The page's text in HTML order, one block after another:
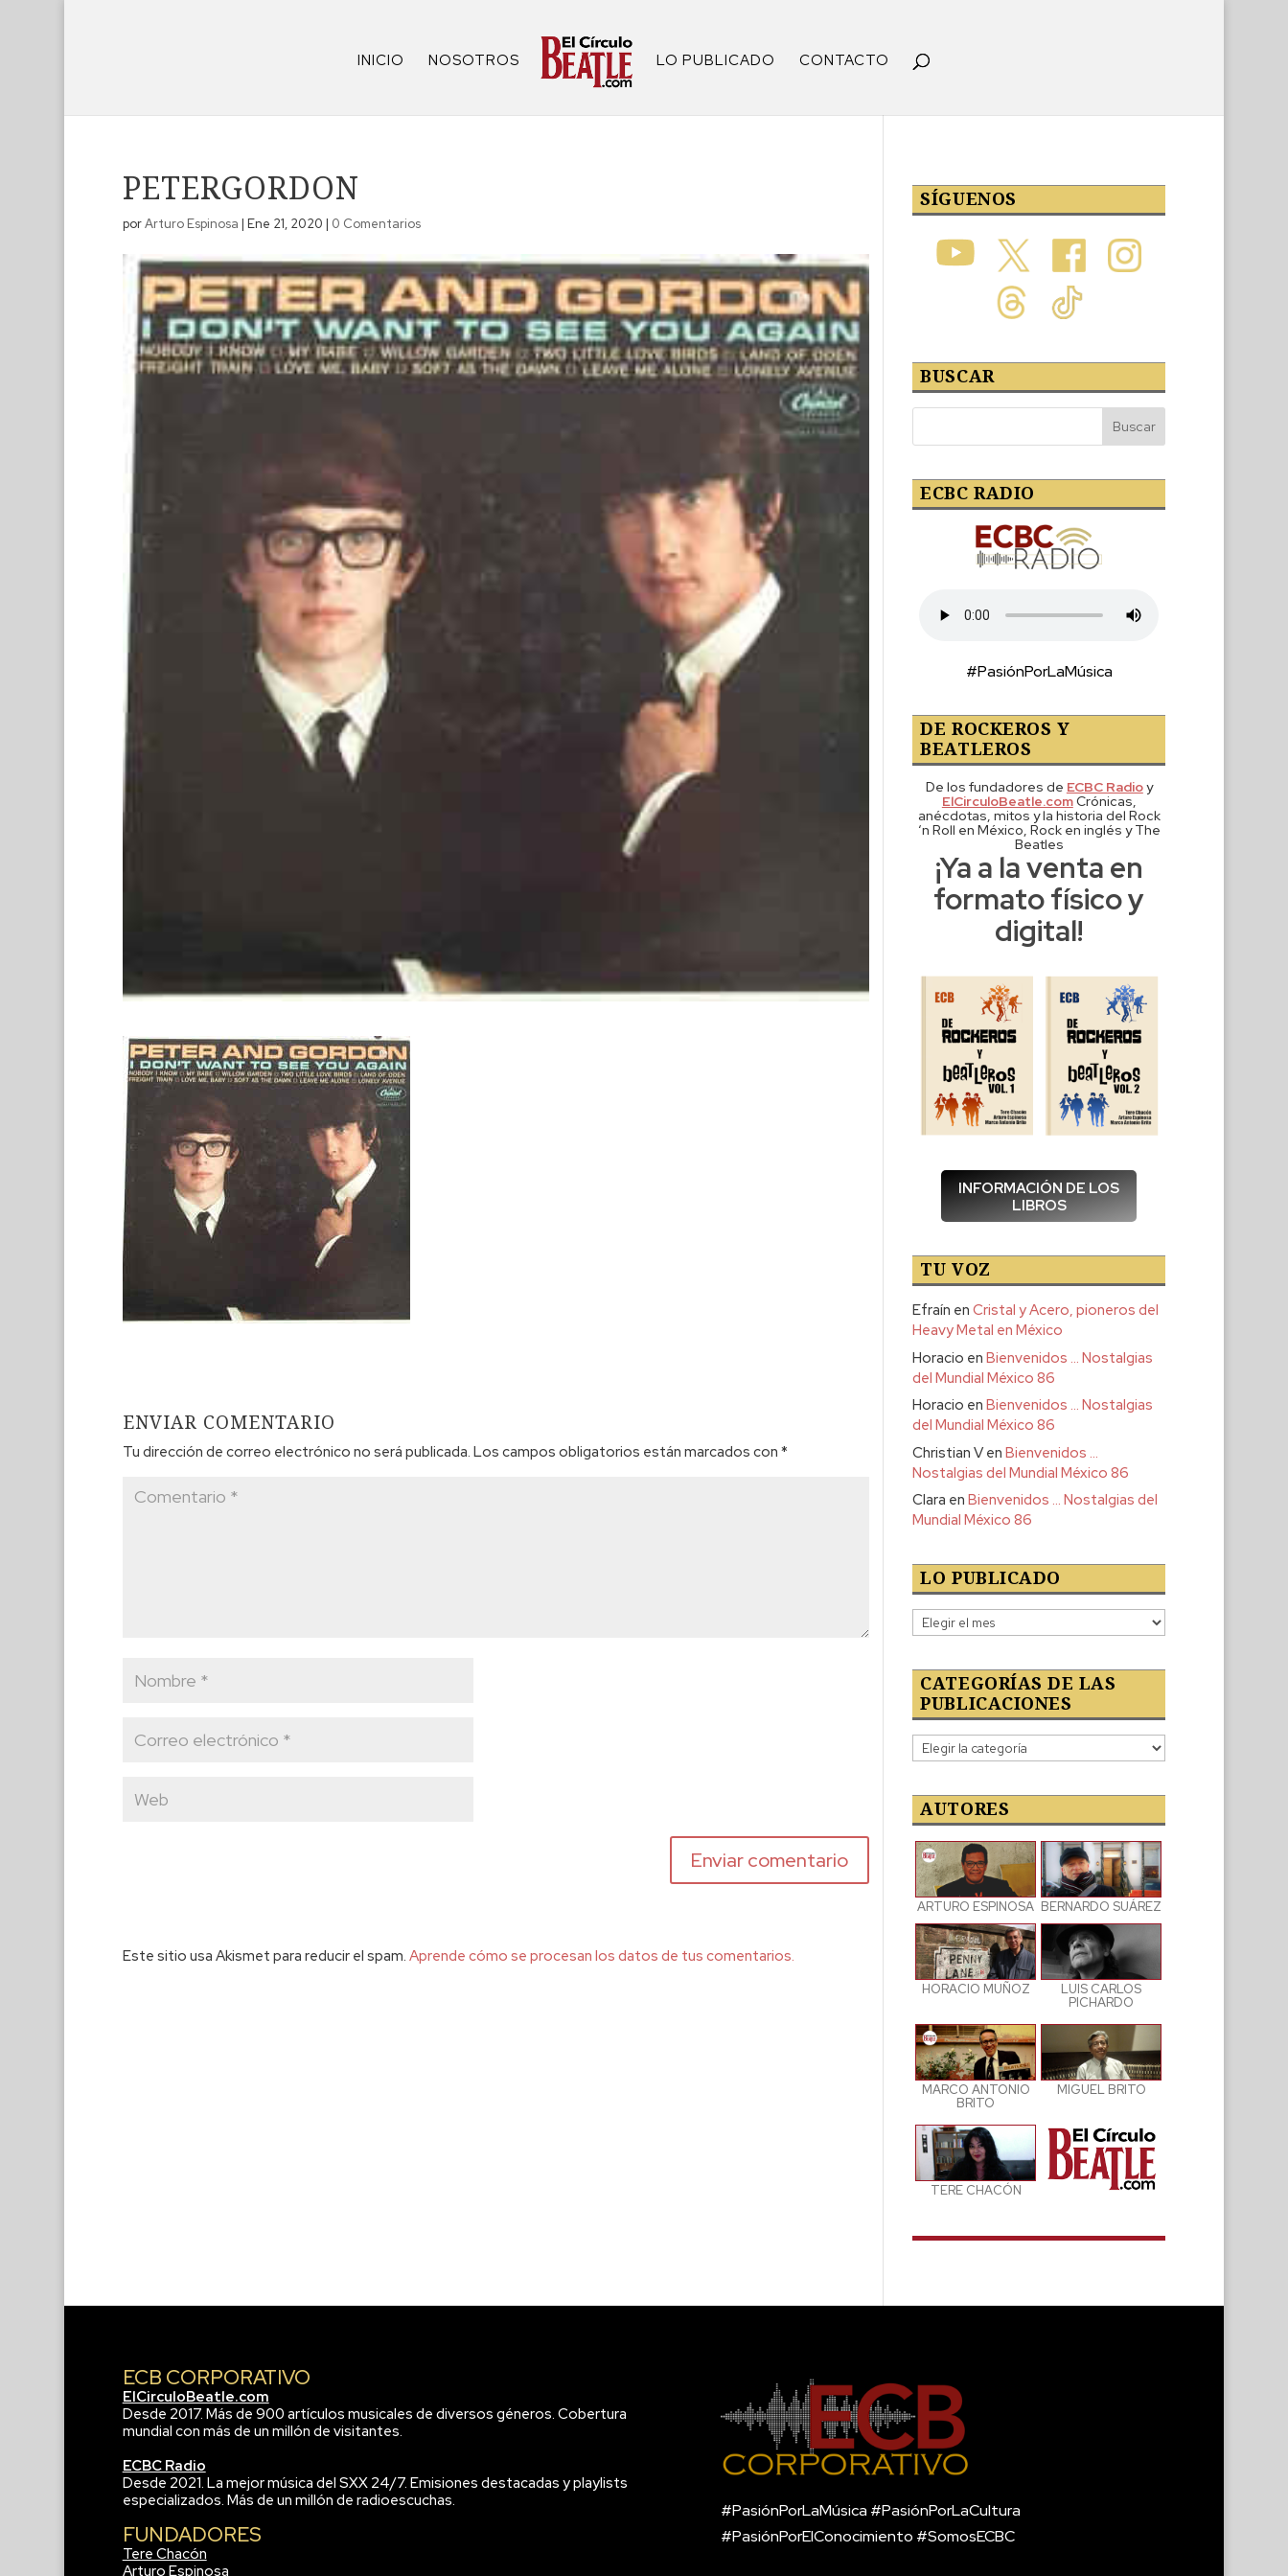
INICIO NOSOTROS LO PUBLICADO CONTACTO
PETERGORDON
porArturo Espinosa | Ene 21, 2020 | 0 Comentarios
ENVIAR COMENTARIO
Tu dirección de correo electrónico no será publicada. Los campos obligatorios están marcados con *
Este sitio usa Akismet para reducir el spam. Aprende cómo se procesan los datos de tus comentarios.
SÍGUENOS
BUSCAR
ECBC RADIO
#PasiónPorLaMúsica
DE ROCKEROS Y
BEATLEROS
De los fundadores de ECBC Radioy
ElCirculoBeatle.comCrónicas,
anécdotas, mitos y la historia del Rock
‘n Roll en México, Rock en inglés y The
Beatles
¡Ya a la venta en
formato físico y
digital!
INFORMACIÓN DE LOS
LIBROS
TU VOZ
Efraín enCristal y Acero, pioneros del
Heavy Metal en México
Horacio enBienvenidos … Nostalgias
del Mundial México 86
Horacio enBienvenidos … Nostalgias
del Mundial México 86
Christian VenBienvenidos …
Nostalgias del Mundial México 86
Clara enBienvenidos … Nostalgias del
Mundial México 86
LO PUBLICADO
Lo
publicado
CATEGORÍAS DE LAS
PUBLICACIONES
Categorías
de
publicaciones
AUTORES
ARTURO ESPINOSA BERNARDO SUÁREZ
HORACIO MUÑOZ
LUIS CARLOS
PICHARDO
MARCO ANTONIO
BRITO
MIGUEL BRITO
TERE CHACÓN
ECB CORPORATIVO
ElCirculoBeatle.com
Desde 2017. Más de 900 artículos musicales de diversos géneros. Cobertura
mundial con más de un millón de visitantes.
ECBC Radio
Desde 2021. La mejor música del SXX 24/7. Emisiones destacadas y playlists
especializados. Más de un millón de radioescuchas.
FUNDADORES
Tere Chacón
Arturo Espinosa
#PasiónPorLaMúsica #PasiónPorLaCultura
#PasiónPorElConocimiento #SomosECBC